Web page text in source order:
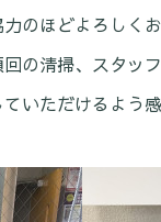
のほどよろしくお
の清掃、スタッ
いただけるよう